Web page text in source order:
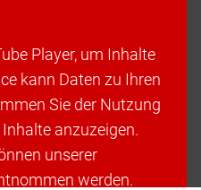
Player, um Inhalte
kann Daten zu Ihren
Sie der Nutzung
anzuzeigen.
unserer
werden.